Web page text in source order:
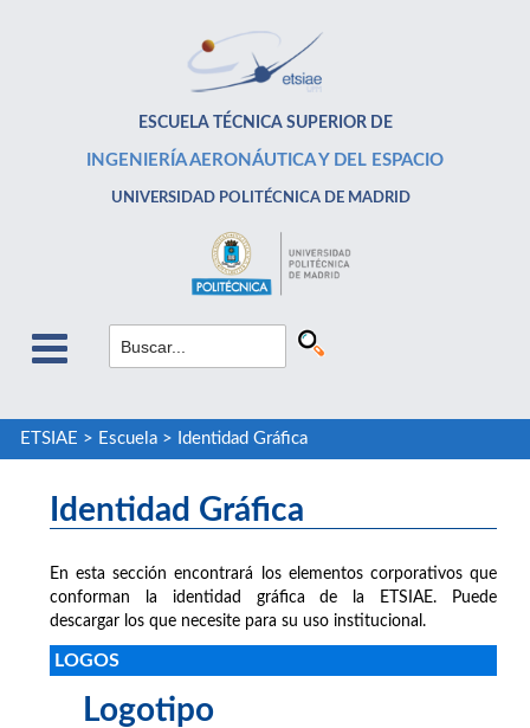
ESCUELA TÉCNICA SUPERIOR DE
INGENIERÍA AERONÁUTICA Y DEL ESPACIO
UNIVERSIDAD POLITÉCNICA DE MADRID
ETSIAE > Escuela> Identidad Gráfica
Identidad Gráfica
En esta sección encontrará los elementos corporativos que
conforman la identidad gráfica de la ETSIAE. Puede
descargar los que necesite para su uso institucional.
LOGOS
Logotipo